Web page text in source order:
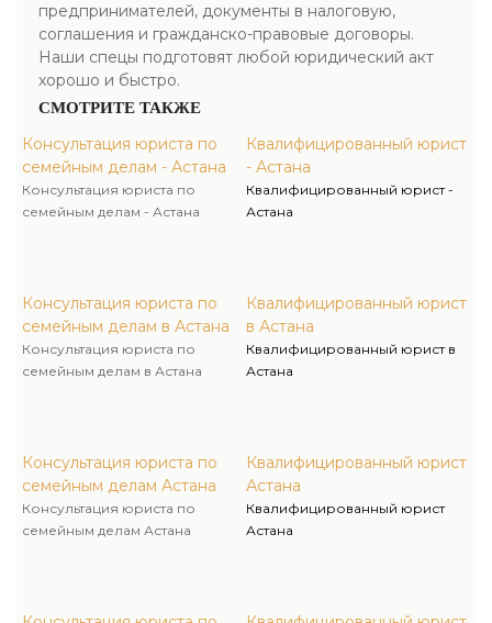
предпринимателей, документы в налоговую,
соглашения и гражданско-правовые договоры.
Наши спецы подготовят любой юридический акт
хорошо и быстро.
СМОТРИТЕ ТАКЖЕ
Консультация юриста по
семейным делам - Астана
Консультация юриста по
семейным делам - Астана
Консультация юриста по
семейным делам в Астана
Консультация юриста по
семейным делам в Астана
Консультация юриста по
семейным делам Астана
Консультация юриста по
семейным делам Астана
Квалифицированный юрист
- Астана
Квалифицированный юрист -
Астана
Квалифицированный юрист
в Астана
Квалифицированный юрист в
Астана
Квалифицированный юрист
Астана
Квалифицированный юрист
Астана